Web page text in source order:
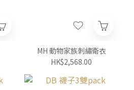
MH 動物家族刺繡衛衣
HK$2,568.00